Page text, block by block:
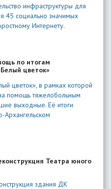
инфраструктуры для
45 социально значимых
Интернету.
по итогам
цветок»
цветок», в рамках которой
помощь тяжелобольным
выходные. Её итоги
Театра юного
здания ДК